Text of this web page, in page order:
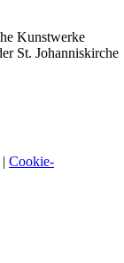
| Cookie-